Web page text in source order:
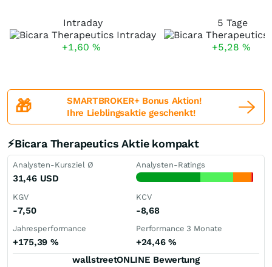
Intraday
+1,60 %
5 Tage
+5,28 %
🎁
SMARTBROKER+ Bonus Aktion!
Ihre Lieblingsaktie geschenkt!
⚡Bicara Therapeutics Aktie kompakt
Analysten-Kursziel Ø
31,46 USD
Analysten-Ratings
KGV
-7,50
KCV
-8,68
Jahresperformance
+175,39 %
Performance 3 Monate
+24,46 %
wallstreetONLINE Bewertung